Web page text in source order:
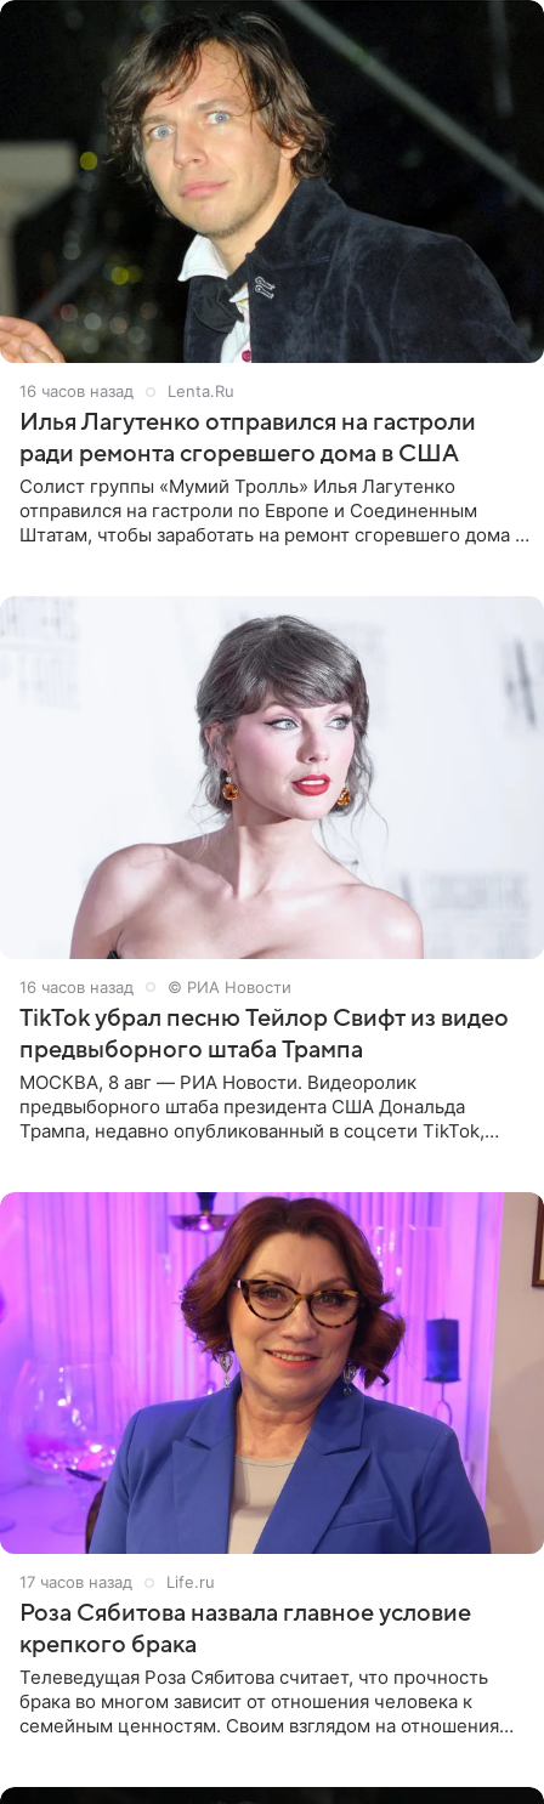
16 часов назад Lenta.Ru
Илья Лагутенко отправился на гастроли
ради ремонта сгоревшего дома в США
Солист группы «Мумий Тролль» Илья Лагутенко
отправился на гастроли по Европе и Соединенным
Штатам, чтобы заработать на ремонт сгоревшего дома в
16 часов назад © РИА Новости
TikTok убрал песню Тейлор Свифт из видео
предвыборного штаба Трампа
МОСКВА, 8 авг — РИА Новости. Видеоролик
предвыборного штаба президента США Дональда
Трампа, недавно опубликованный в соцсети TikTok,
17 часов назад Life.ru
Роза Сябитова назвала главное условие
крепкого брака
Телеведущая Роза Сябитова считает, что прочность
брака во многом зависит от отношения человека к
семейным ценностям. Своим взглядом на отношения